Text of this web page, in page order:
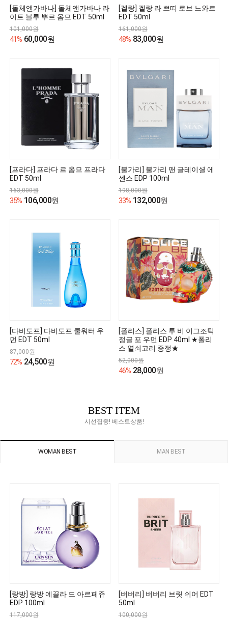
[돌체앤가바나] 돌체앤가바나 라
이트 블루 뿌르 옴므 EDT 50ml
101,000원
41% 60,000원
[겔랑] 겔랑 라 쁘띠 로브 느와르
EDT 50ml
161,000원
48% 83,000원
[프라다] 프라다 르 옴므 프라다
EDT 50ml
163,000원
35% 106,000원
[불가리] 불가리 맨 글레이셜 에
센스 EDP 100ml
198,000원
33% 132,000원
[다비도프] 다비도프 쿨워터 우
먼 EDT 50ml
87,000원
72% 24,500원
[폴리스] 폴리스 투 비 이그조틱
정글 포 우먼 EDP 40ml ★폴리
스 열쇠고리 증정★
52,000원
46% 28,000원
BEST ITEM
시선집중! 베스트상품!
WOMAN BEST MAN BEST
[랑방] 랑방 에끌라 드 아르페쥬
EDP 100ml
117,000원
[버버리] 버버리 브릿 쉬어 EDT
50ml
100,000원